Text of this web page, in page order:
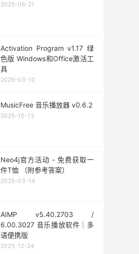
2025-06-21
Activation Program v1.17 绿
色版 Windows和Office激活工
具
2026-03-12
MusicFree 音乐播放器 v0.6.2
2025-10-13
Neo4j官方活动 - 免费获取一
件T恤 （附参考答案）
2025-03-14
AIMP v5.40.2703 /
6.00.3027 音乐播放软件｜多
语便携版
2025-12-24